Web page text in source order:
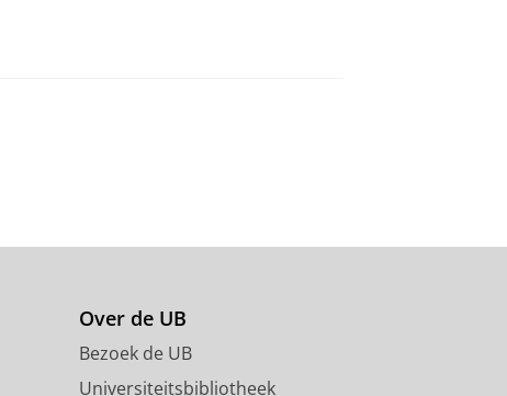
Over de UB
Bezoek de UB
Universiteitsbibliotheek